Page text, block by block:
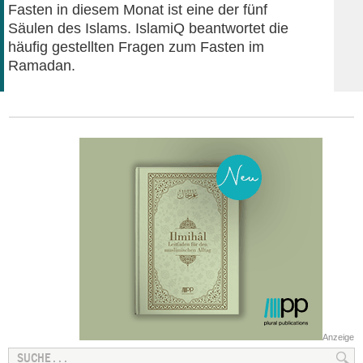
Fasten in diesem Monat ist eine der fünf
Säulen des Islams. IslamiQ beantwortet die
häufig gestellten Fragen zum Fasten im
Ramadan.
Anzeige